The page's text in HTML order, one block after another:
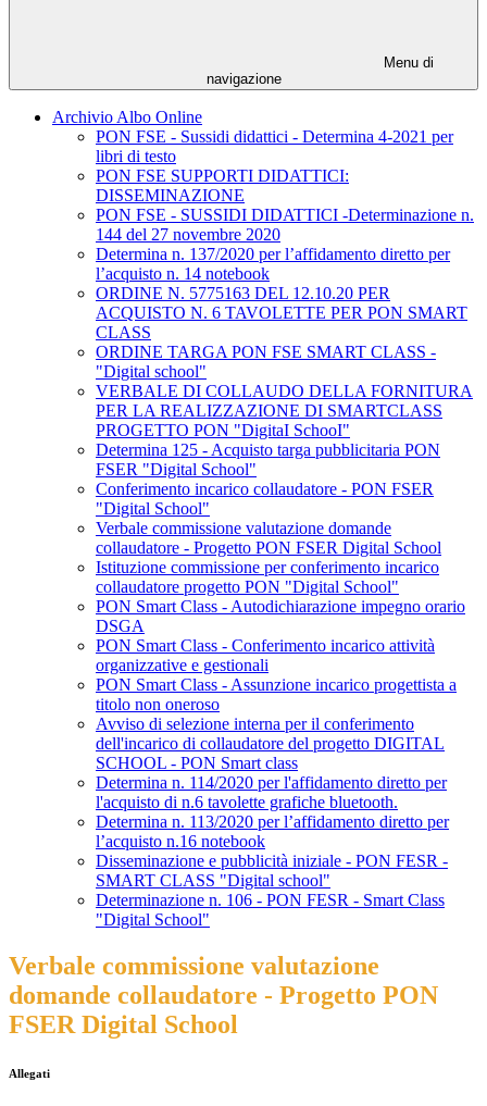
Menu di
navigazione
Archivio Albo Online
PON FSE - Sussidi didattici - Determina 4-2021 per
libri di testo
PON FSE SUPPORTI DIDATTICI:
DISSEMINAZIONE
PON FSE - SUSSIDI DIDATTICI -Determinazione n.
144 del 27 novembre 2020
Determina n. 137/2020 per l’affidamento diretto per
l’acquisto n. 14 notebook
ORDINE N. 5775163 DEL 12.10.20 PER
ACQUISTO N. 6 TAVOLETTE PER PON SMART
CLASS
ORDINE TARGA PON FSE SMART CLASS -
"Digital school"
VERBALE DI COLLAUDO DELLA FORNITURA
PER LA REALIZZAZIONE DI SMARTCLASS
PROGETTO PON "DigitaI SchooI"
Determina 125 - Acquisto targa pubblicitaria PON
FSER "Digital School"
Conferimento incarico collaudatore - PON FSER
"Digital School"
Verbale commissione valutazione domande
collaudatore - Progetto PON FSER Digital School
Istituzione commissione per conferimento incarico
collaudatore progetto PON "Digital School"
PON Smart Class - Autodichiarazione impegno orario
DSGA
PON Smart Class - Conferimento incarico attività
organizzative e gestionali
PON Smart Class - Assunzione incarico progettista a
titolo non oneroso
Avviso di selezione interna per il conferimento
dell'incarico di collaudatore del progetto DIGITAL
SCHOOL - PON Smart class
Determina n. 114/2020 per l'affidamento diretto per
l'acquisto di n.6 tavolette grafiche bluetooth.
Determina n. 113/2020 per l’affidamento diretto per
l’acquisto n.16 notebook
Disseminazione e pubblicità iniziale - PON FESR -
SMART CLASS "Digital school"
Determinazione n. 106 - PON FESR - Smart Class
"Digital School"
Verbale commissione valutazione
domande collaudatore - Progetto PON
FSER Digital School
Allegati